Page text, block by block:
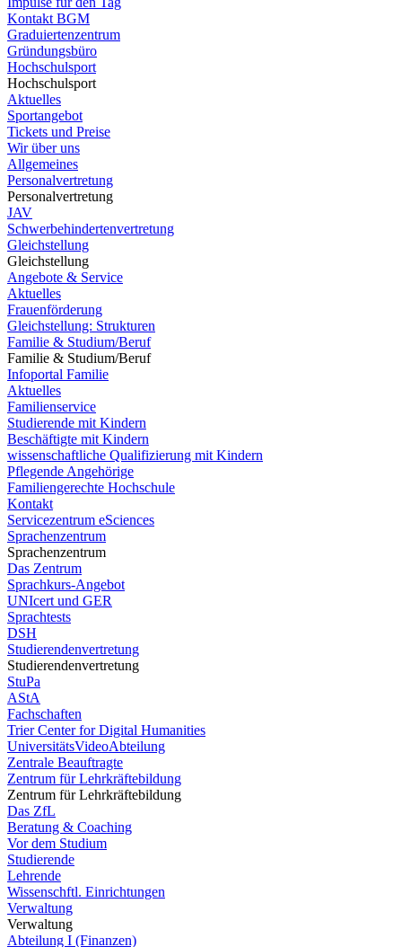
Kontakt BGM
Graduiertenzentrum
Gründungsbüro
Hochschulsport
Hochschulsport
Aktuelles
Sportangebot
Tickets und Preise
Wir über uns
Allgemeines
Personalvertretung
Personalvertretung
JAV
Schwerbehindertenvertretung
Gleichstellung
Gleichstellung
Angebote & Service
Aktuelles
Frauenförderung
Gleichstellung: Strukturen
Familie & Studium/Beruf
Familie & Studium/Beruf
Infoportal Familie
Aktuelles
Familienservice
Studierende mit Kindern
Beschäftigte mit Kindern
wissenschaftliche Qualifizierung mit Kindern
Pflegende Angehörige
Familiengerechte Hochschule
Kontakt
Servicezentrum eSciences
Sprachenzentrum
Sprachenzentrum
Das Zentrum
Sprachkurs-Angebot
UNIcert und GER
Sprachtests
DSH
Studierendenvertretung
Studierendenvertretung
StuPa
AStA
Fachschaften
Trier Center for Digital Humanities
UniversitätsVideoAbteilung
Zentrale Beauftragte
Zentrum für Lehrkräftebildung
Zentrum für Lehrkräftebildung
Das ZfL
Beratung & Coaching
Vor dem Studium
Studierende
Lehrende
Wissenschftl. Einrichtungen
Verwaltung
Verwaltung
Abteilung I (Finanzen)